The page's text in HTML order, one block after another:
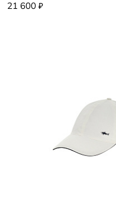
21 600 ₽